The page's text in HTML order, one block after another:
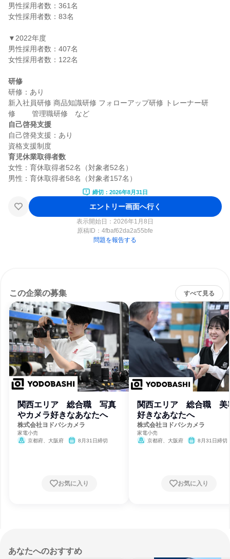
男性採用者数：361名
女性採用者数：83名
▼2022年度
男性採用者数：407名
女性採用者数：122名
研修
研修：あり
新入社員研修 商品知識研修 フォローアップ研修 トレーナー研
自己啓発支援
自己啓発支援：あり
育児休業取得者数
女性：育休取得者52名（対象者52名）
締切：2026年8月31日
エントリー画面へ行く
表示開始日：2026年1月8日
原稿ID： 4fbaf62da2a55bfe
問題を報告する
この企業の募集 すべて見る
関西エリア 総合職 写真
やカメラ好きなあなたへ
株式会社ヨドバシカメラ
家電小売
京都府、大阪府
8月31日締切
お気に入り
関西エリア 総合職 美
好きなあなたへ
株式会社ヨドバシカメラ
家電小売
京都府、大阪府
8月31日締切
お気に入り
あなたへのおすすめ